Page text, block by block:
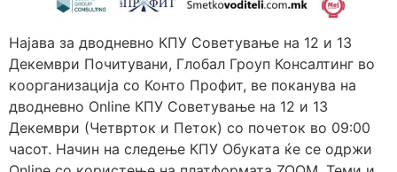
Најава за дводневно КПУ Советување на 12 и 13
Декември Почитувани, Глобал Гроуп Консалтинг во
коорганизација со Конто Профит, ве поканува на
дводневно Online КПУ Советување на 12 и 13
Декември (Четврток и Петок) со почеток во 09:00
часот. Начин на следење КПУ Обуката ќе се одржи